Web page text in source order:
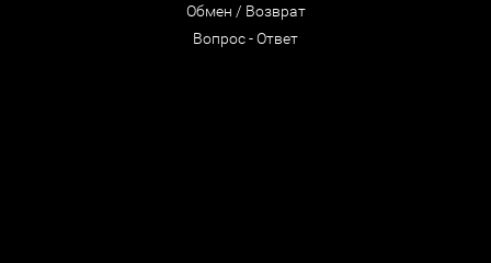
Обмен / Возврат
Вопрос - Ответ